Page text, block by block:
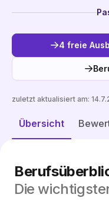
4 freie
Übersicht
zuletzt aktualisiert am:
Die